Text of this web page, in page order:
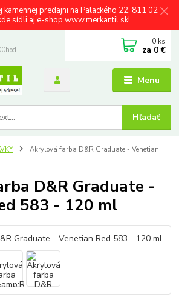
kamennej predajni na Palackého 22, 811 02
sídli aj e-shop www.merkantil.sk!
Menu
Hľadať
0 ks
za 0 €
Akrylová farba D&R Graduate - Venetian
D&R Graduate -
583 - 120 ml